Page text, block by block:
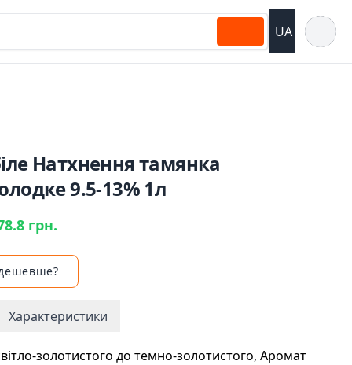
UA
Натхнення тамянка
9.5-13% 1л
грн.
Характеристики
золотистого до темно-золотистого, Аромат